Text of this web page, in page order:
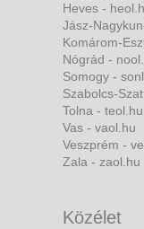
Heves -
Jász-
Komárom-
Nógrád -
Somogy -
Szabolcs-
Tolna - teol.hu
Vas - vaol.hu
Veszprém -
Zala - zaol.hu
Közélet